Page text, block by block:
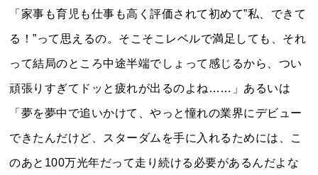
「家事も育児も仕事も高く評価されて初めて”私、できて
る！”って思えるの。そこそこレベルで満足しても、それ
って結局のところ中途半端でしょって感じるから、つい
頑張りすぎてドッと疲れが出るのよね……」あるいは
「夢を夢中で追いかけて、やっと憧れの業界にデビュー
できたんだけど、スターダムを手に入れるためには、こ
のあと100万光年だって走り続ける必要があるんだよな